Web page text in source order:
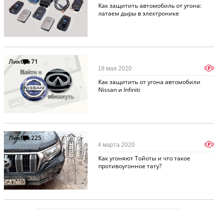
Как защитить автомобиль от угона:
латаем дыры в электронике
Ликбез71
Как защитить от угона автомобили
Nissan и Infiniti
18 мая 2020 p
Ликбез225
Как угоняют Тойоты и что такое
противоугонное тату?
4 марта 2020 p